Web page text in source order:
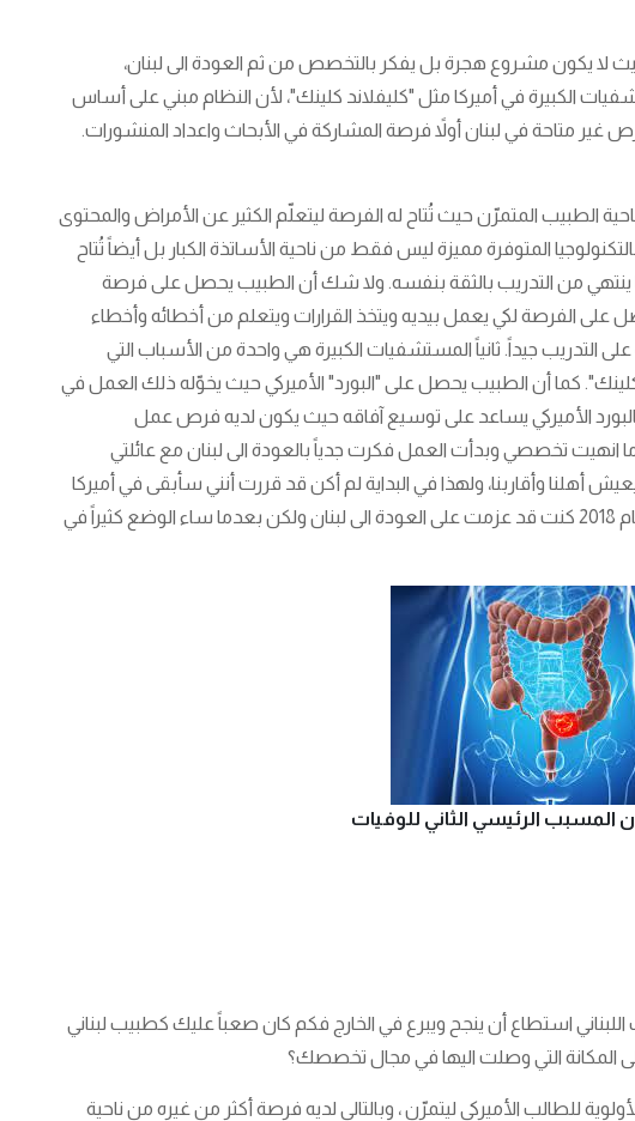
لا يكون مشروع هجرة بل يفكر بالتخصص من ثم العودة الى لبنان،
الكبيرة في أميركا مثل "كليفلاند كلينك"، لأن النظام مبني على أساس
غير متاحة في لبنان أولاً فرصة المشاركة في الأبحاث واعداد المنشورات.
الطبيب المتمرّن حيث تُتاح له الفرصة ليتعلّم الكثير عن الأمراض والمحتوى
المتوفرة مميزة ليس فقط من ناحية الأساتذة الكبار بل أيضاً تُتاح
ينتهي من التدريب بالثقة بنفسه. ولا شك أن الطبيب يحصل على فرصة
الفرصة لكي يعمل بيديه ويتخذ القرارات ويتعلم من أخطائه وأخطاء
التدريب جيداً. ثانياً المستشفيات الكبيرة هي واحدة من الأسباب التي
كما أن الطبيب يحصل على "البورد" الأميركي حيث يخوّله ذلك العمل في
الأميركي يساعد على توسيع آفاقه حيث يكون لديه فرص عمل
انهيت تخصصي وبدأت العمل فكرت جدياً بالعودة الى لبنان مع عائلتي
يعيش أهلنا وأقاربنا، ولهذا في البداية لم أكن قد قررت أنني سأبقى في أميركا
بشكل دائم، مع العلم انه منذ بضع سنوات تحديداً في العام 2018 كنت قد عزمت على العودة الى لبنان ولكن بعدما ساء الوضع كثيراً في
المسبب الرئيسي الثاني للوفيات
استطاع أن ينجح ويبرع في الخارج فكم كان صعباً عليك كطبيب لبناني
المكانة التي وصلت اليها في مجال تخصصك؟
للطالب الأميركي ليتمرّن ، وبالتالي لديه فرصة أكثر من غيره من ناحية